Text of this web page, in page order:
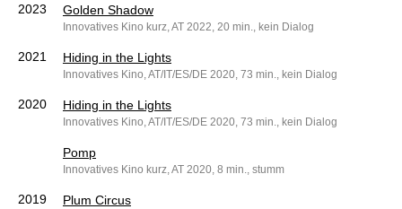
2023
Golden Shadow
Innovatives Kino kurz, AT 2022, 20 min., kein Dialog
2021 Hiding in the Lights
Innovatives Kino, AT/IT/ES/DE 2020, 73 min., kein Dialog
2020 Hiding in the Lights
Innovatives Kino, AT/IT/ES/DE 2020, 73 min., kein Dialog
Pomp
Innovatives Kino kurz, AT 2020, 8 min., stumm
2019 Plum Circus